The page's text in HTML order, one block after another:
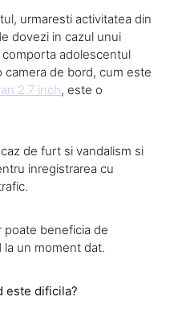
urmaresti activitatea din
dovezi in cazul unui
adolescentul
camera de bord, cum este
2.7 inch, este o
de furt si vandalism si
inregistrarea cu
poate beneficia de
la un moment dat.
este dificila?